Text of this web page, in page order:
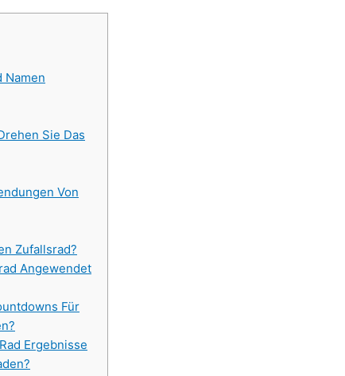
Namen
Sie Das
Von
Zufallsrad?
Angewendet
Für
Ergebnisse